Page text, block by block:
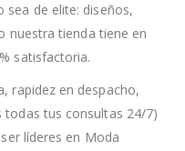
sea de elite: diseños,
nuestra tienda tiene en
satisfactoria.
rapidez en despacho,
tus consultas 24/7)
líderes en Moda